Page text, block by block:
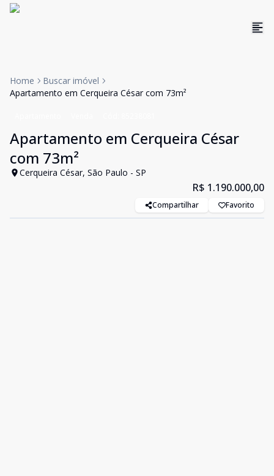
Home
Buscar imóvel
Apartamento em Cerqueira César com 73m²
Apartamento em Cerqueira César
com 73m²
Cerqueira César, São Paulo - SP
R$ 1.190.000,00
Compartilhar Favorito